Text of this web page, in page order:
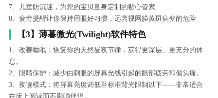
7、儿童防沉迷，为您的宝贝量身定制的贴心管家
8、疲劳提醒让你保持用眼好习惯，远离视网膜黄斑病变的危险
【3】薄暮微光(Twilight)软件特色
1、改善睡眠：恢复你的天然昼夜节律，获得更深层、更充分的休
息。
2、眼睛保护：减少由刺眼的屏幕光线引起的眼部疲劳和偏头痛。
3、夜读模式：将屏幕亮度调低至标准背光限制以下——非常适合
在床上阅读而不影响伴侣。